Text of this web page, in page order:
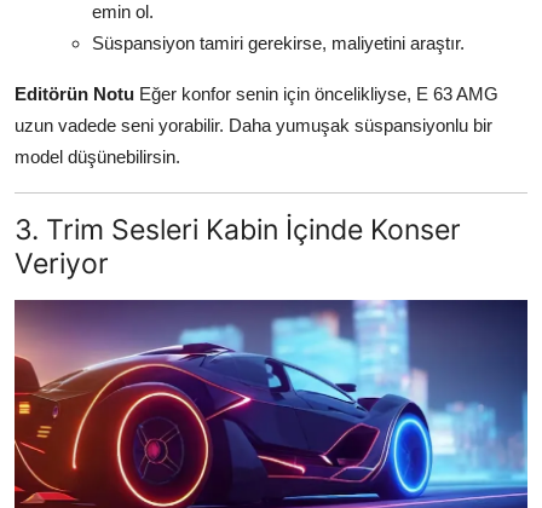
emin ol.
Süspansiyon tamiri gerekirse, maliyetini araştır.
Editörün Notu Eğer konfor senin için öncelikliyse, E 63 AMG
uzun vadede seni yorabilir. Daha yumuşak süspansiyonlu bir
model düşünebilirsin.
3. Trim Sesleri Kabin İçinde Konser
Veriyor